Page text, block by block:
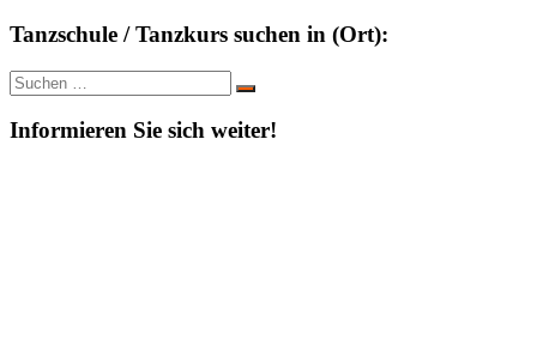
Tanzschule / Tanzkurs suchen in (Ort):
Suche
nach:
Suchen
Informieren Sie sich weiter!